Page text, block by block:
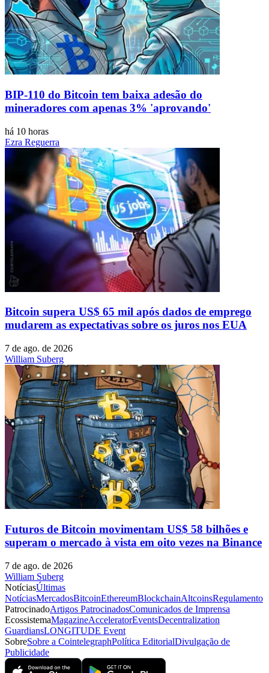
BIP-110 do Bitcoin tem baixa adesão do
mineradores com apenas 3% 'aprovando'
há 10 horas
Ezra Reguerra
Bitcoin supera US$ 65 mil após dados de emprego
mudarem as expectativas sobre os juros nos EUA
7 de ago. de 2026
William Suberg
Futuros de Bitcoin movimentam US$ 58 bilhões e
superam o mercado à vista em oito vezes na Binance
7 de ago. de 2026
William Suberg
NotíciasÚltimas
NotíciasMercadosBitcoinEthereumBlockchainAltcoinsRegulamento
PatrocinadoArtigos PatrocinadosComunicados de Imprensa
EcossistemaMagazineAcceleratorEventsDecentralization
GuardiansLONGITUDE Event
SobreSobre a CointelegraphPolítica EditorialDivulgação de
Publicidade